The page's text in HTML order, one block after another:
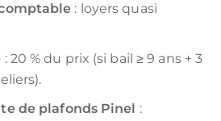
: loyers quasi
: 20 % du prix (si bail ≥ 9 ans + 3
de plafonds Pinel :